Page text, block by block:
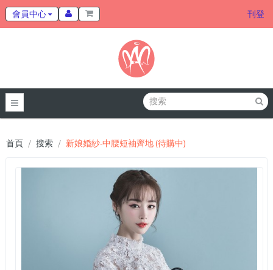
會員中心 刊登
首頁 搜索 新娘婚紗-中腰短袖齊地 (待購中)